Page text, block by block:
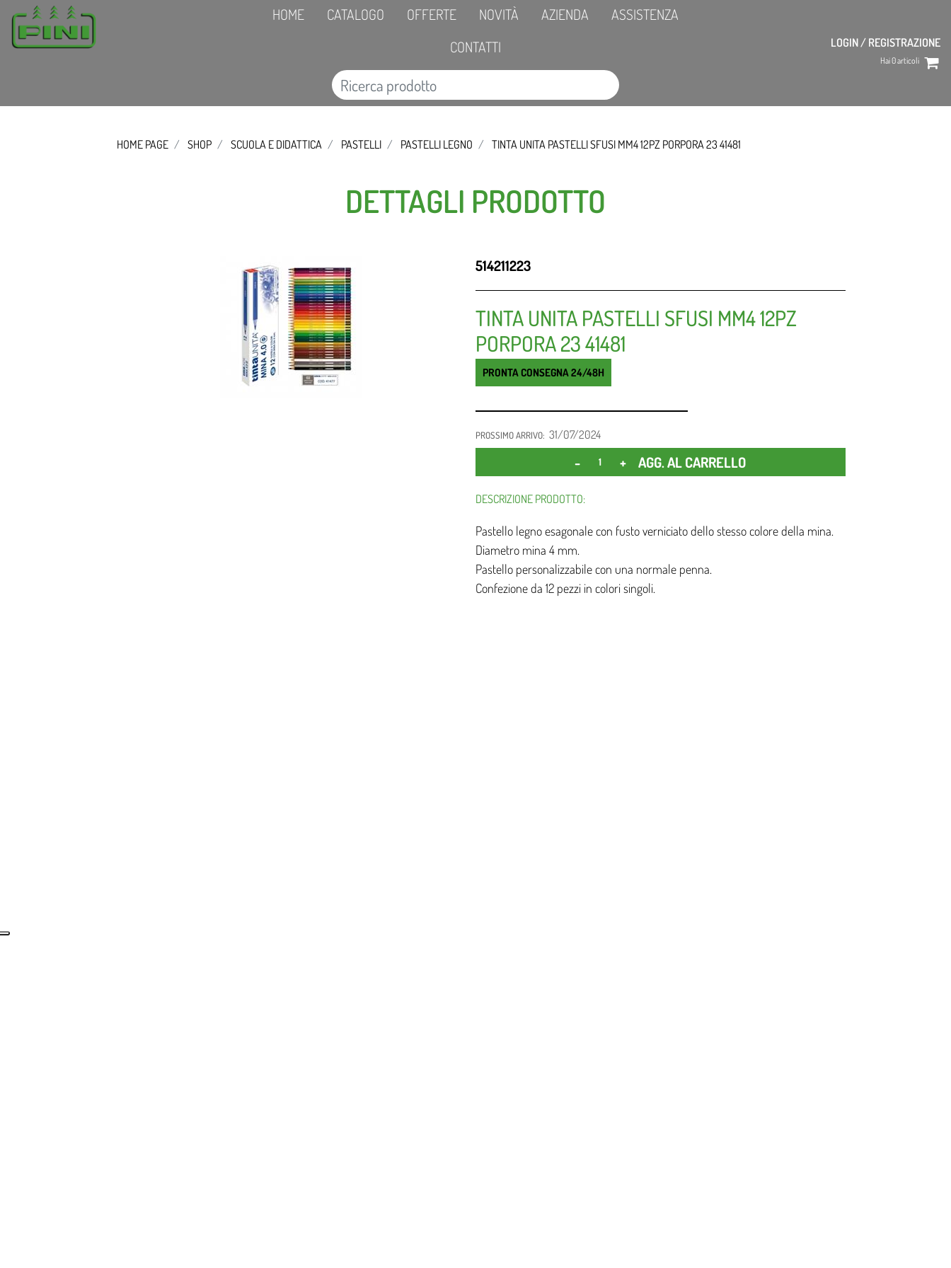
HOME CATALOGO OFFERTE NOVITÀ AZIENDA
ASSISTENZA
CONTATTI
LOGIN / REGISTRAZIONE
Hai0articoli
HOME PAGE SHOP SCUOLA E DIDATTICA PASTELLI PASTELLI LEGNO TINTA UNITA PASTELLI SFUSI MM4 12PZ PORPORA 23 41481
DETTAGLI PRODOTTO
514211223
TINTA UNITA PASTELLI SFUSI MM4 12PZ
PORPORA 23 41481
PRONTA CONSEGNA 24/48H
PROSSIMO ARRIVO: 31/07/2024
Quantità
AGG. AL CARRELLO
DESCRIZIONE PRODOTTO:
Pastello legno esagonale con fusto verniciato dello stesso colore della mina.
Diametro mina 4 mm.
Pastello personalizzabile con una normale penna.
Confezione da 12 pezzi in colori singoli.